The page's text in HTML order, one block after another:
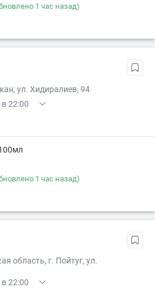
1 час назад)
ул. Хидиралиев, 94
22:00
1 час назад)
область, г. Пойтуг, ул.
22:00